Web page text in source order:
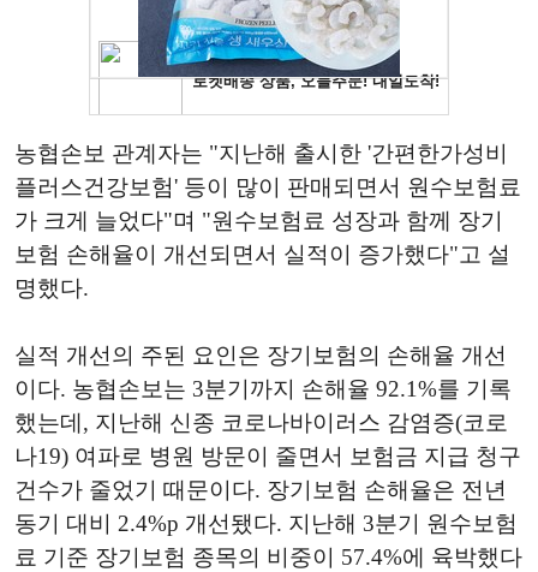
농협손보 관계자는 "지난해 출시한 '간편한가성비
플러스건강보험' 등이 많이 판매되면서 원수보험료
가 크게 늘었다"며 "원수보험료 성장과 함께 장기
보험 손해율이 개선되면서 실적이 증가했다"고 설
명했다.
실적 개선의 주된 요인은 장기보험의 손해율 개선
이다. 농협손보는 3분기까지 손해율 92.1%를 기록
했는데, 지난해 신종 코로나바이러스 감염증(코로
나19) 여파로 병원 방문이 줄면서 보험금 지급 청구
건수가 줄었기 때문이다. 장기보험 손해율은 전년
동기 대비 2.4%p 개선됐다. 지난해 3분기 원수보험
료 기준 장기보험 종목의 비중이 57.4%에 육박했다